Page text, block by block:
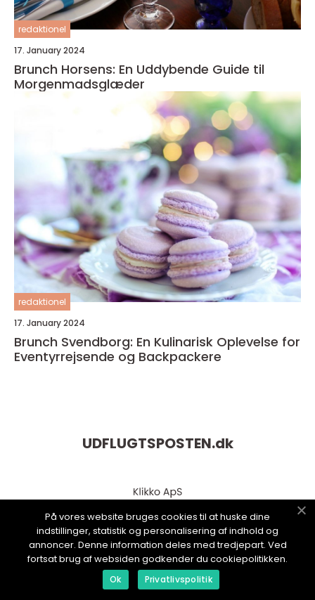
redaktionel
17. January 2024
Brunch Horsens: En Uddybende Guide til
Morgenmadsglæder
redaktionel
17. January 2024
Brunch Svendborg: En Kulinarisk Oplevelse for
Eventyrrejsende og Backpackere
UDFLUGTSPOSTEN.dk
web:www.klikko.dk
På vores website bruges cookies til at huske dine
indstillinger, statistik og personalisering af indhold og
annoncer. Denne information deles med tredjepart. Ved
fortsat brug af websiden godkender du cookiepolitikken.
Ok Privatlivspolitik